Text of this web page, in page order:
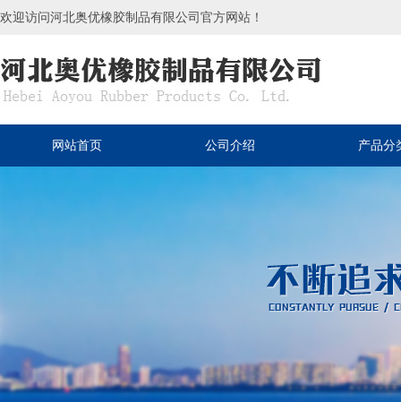
欢迎访问河北奥优橡胶制品有限公司官方网站！
网站首页 公司介绍 产品分